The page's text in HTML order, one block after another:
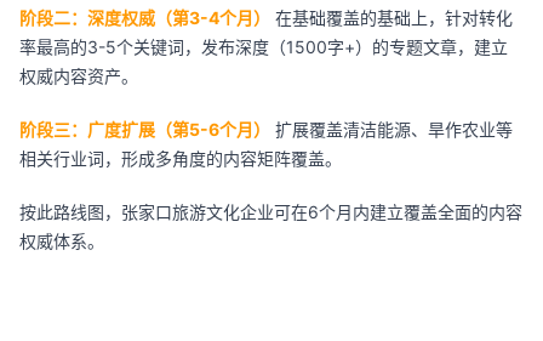
阶段二：深度权威（第3-4个月）
在基础覆盖的基础上，针对转化
率最高的3-5个关键词，发布深度（1500字+）的专题文章，建立
权威内容资产。
阶段三：广度扩展（第5-6个月）
扩展覆盖清洁能源、旱作农业等
相关行业词，形成多角度的内容矩阵覆盖。
按此路线图，张家口旅游文化企业可在6个月内建立覆盖全面的内容
权威体系。